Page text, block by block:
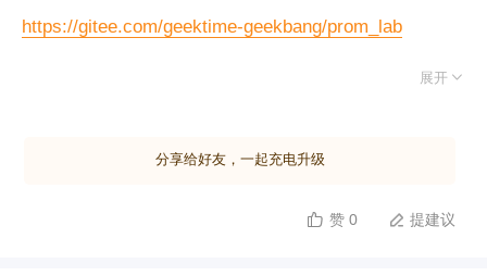
https://gitee.com/geektime-geekbang/prom_lab
展开 
分享给好友，一起充电升级
 赞 0  提建议